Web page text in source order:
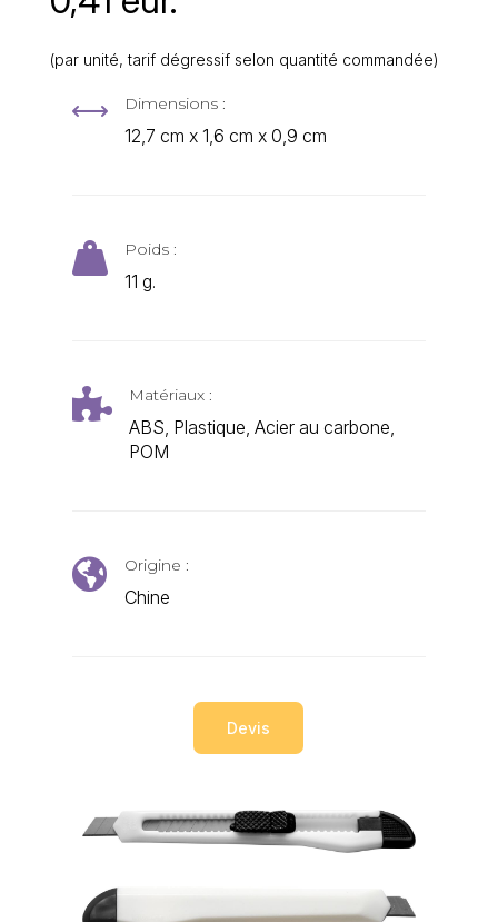
(par unité, tarif dégressif selon quantité commandée)
, Dimensions :
12,7 cm x 1,6 cm x 0,9 cm
 Poids :
11 g.
 Matériaux :
ABS, Plastique, Acier au carbone,
POM
 Origine :
Chine
Devis